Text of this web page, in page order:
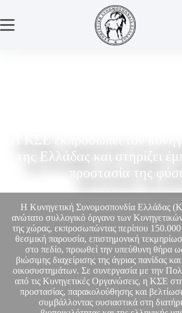
της Ελλάδας και στηρίζει
προστασία της
Η Κυνηγετική Συνομοσπονδία Ελλάδας
ανώτατο συλλογικό όργανο των
της χώρας, εκπροσωπώντας περίπου
θεσμική παρουσία, επιστημονική
στο πεδίο, προωθεί την υπεύθυνη θήρα
βιώσιμης διαχείρισης της άγριας πανίδας
οικοσυστημάτων. Σε συνεργασία με την
από τις Κυνηγετικές Οργανώσεις, η ΚΣΕ
προστασίας, παρακολούθησης και
συμβάλλοντας ουσιαστικά στη